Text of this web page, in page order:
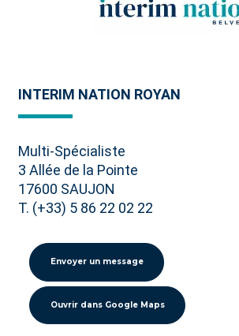
INTERIM NATION ROYAN
Multi-Spécialiste
3 Allée de la Pointe
17600 SAUJON
T. (+33) 5 86 22 02 22
Envoyer un message
Ouvrir dans Google Maps